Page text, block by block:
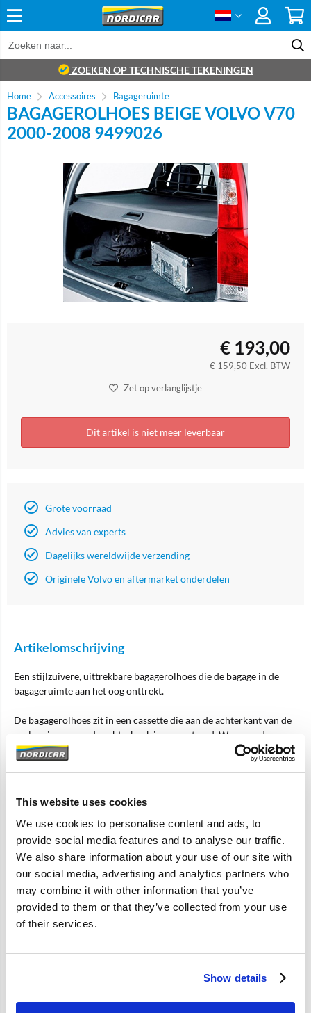
This website uses cookies
We use cookies to personalise content and ads, to
provide social media features and to analyse our traffic.
We also share information about your use of our site with
our social media, advertising and analytics partners who
may combine it with other information that you’ve
provided to them or that they’ve collected from your use
of their services.
Show details
ZOEKEN OP TECHNISCHE TEKENINGEN
Home Accessoires Bagageruimte
BAGAGEROLHOES BEIGE VOLVO V70
2000-2008 9499026
€ 193,00
€ 159,50 Excl. BTW
Zet op verlanglijstje
Dit artikel is niet meer leverbaar
Grote voorraad
Advies van experts
Dagelijks wereldwijde verzending
Originele Volvo en aftermarket onderdelen
Artikelomschrijving
Een stijlzuivere, uittrekbare bagagerolhoes die de bagage in de
bagageruimte aan het oog onttrekt.
De bagagerolhoes zit in een cassette die aan de achterkant van de
rugleuningen van de achterbank is gemonteerd. Wanneer de
bagagerolhoes moet worden gebruikt, wordt deze als een
rolgordijn uit de cassette getrokken en vastgeklikt.
-Eenvoudig te monteren en te verwijderen
-Ter afdekking van de bagage
-Past qua kleur bij het interieur van de auto
-Eenvoudig vast te zetten met de klikvergrendelingen
Kleur op de foto is een voorbeeld, de echte kleur is beige
Specificaties